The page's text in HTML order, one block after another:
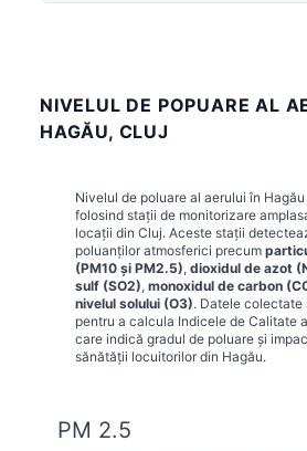
NIVELUL DE POPUARE AL
HAGĂU, CLUJ
Nivelul de poluare al aerului în Hagău
folosind stații de monitorizare
locații din Cluj. Aceste stații
poluanților atmosferici precum
(PM10 și PM2.5), dioxidul de azot
sulf (SO2), monoxidul de carbon
nivelul solului (O3). Datele colectate
pentru a calcula Indicele de Calitate
care indică gradul de poluare și
sănătății locuitorilor din Hagău.
PM 2.5